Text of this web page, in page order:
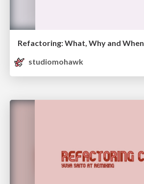
Refactoring: What, Why and When
studiomohawk